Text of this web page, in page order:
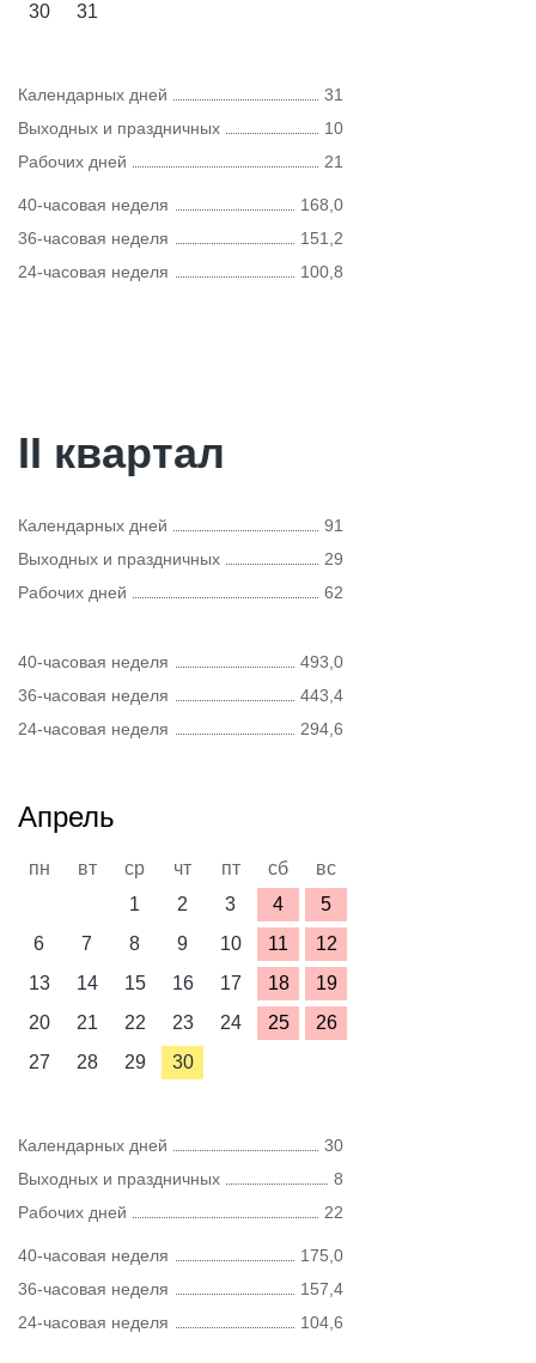
30
31
Календарных дней
31
Выходных и праздничных
10
Рабочих дней
21
40-часовая неделя
168,0
36-часовая неделя
151,2
24-часовая неделя
100,8
II квартал
Календарных дней
91
Выходных и праздничных
29
Рабочих дней
62
40-часовая неделя
493,0
36-часовая неделя
443,4
24-часовая неделя
294,6
Апрель
пн вт ср чт пт сб
вс
1
2 3 4
5
6
7 8 9 10 11
12
13
14 15 16 17 18
19
20
21 22 23 24 25
26
27
28 29 30
Календарных дней
30
Выходных и праздничных
8
Рабочих дней
22
40-часовая неделя
175,0
36-часовая неделя
157,4
24-часовая неделя
104,6